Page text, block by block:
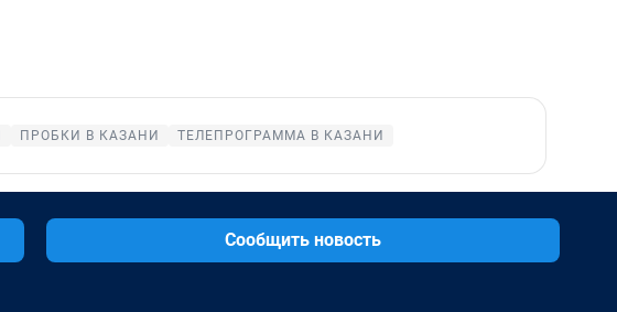
ПРОБКИ В КАЗАНИ ТЕЛЕПРОГРАММА В КАЗАНИ
Сообщить новость